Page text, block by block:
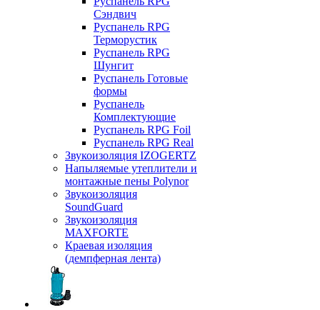
Сэндвич
Руспанель RPG
Терморустик
Руспанель RPG
Шунгит
Руспанель Готовые
формы
Руспанель
Комплектующие
Руспанель RPG Foil
Руспанель RPG Real
Звукоизоляция IZOGERTZ
Напыляемые утеплители и
монтажные пены Polynor
Звукоизоляция
SoundGuard
Звукоизоляция
MAXFORTE
Краевая изоляция
(демпферная лента)